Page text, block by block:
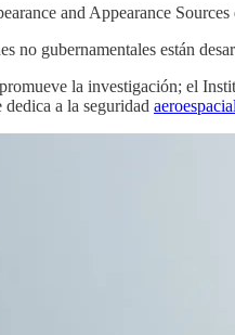
and Appearance
no gubernamentales están
la investigación; el
a la seguridad aeroespacial